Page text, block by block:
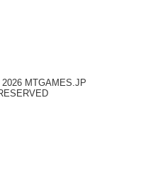
MTGAMES.JP